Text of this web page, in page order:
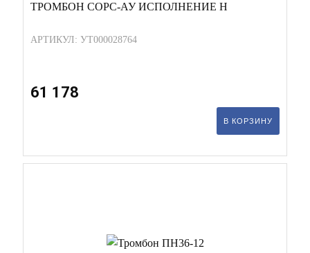
ТРОМБОН СОРС-АУ ИСПОЛНЕНИЕ Н
АРТИКУЛ: УТ000028764
61 178
В КОРЗИНУ